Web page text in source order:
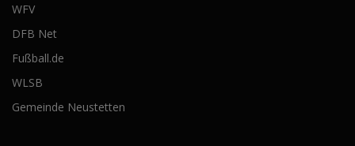
WFV
DFB Net
Fußball.de
WLSB
Gemeinde Neustetten